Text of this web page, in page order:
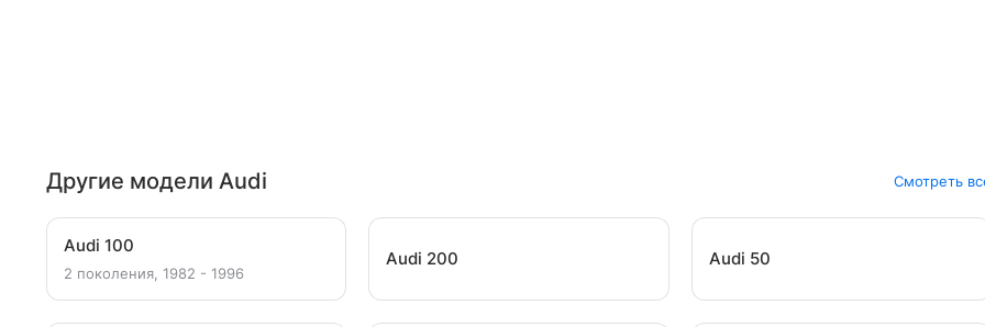
Другие модели Audi Смотреть
Audi 100
2 поколения, 1982 - 1996
Audi 200 Audi 50